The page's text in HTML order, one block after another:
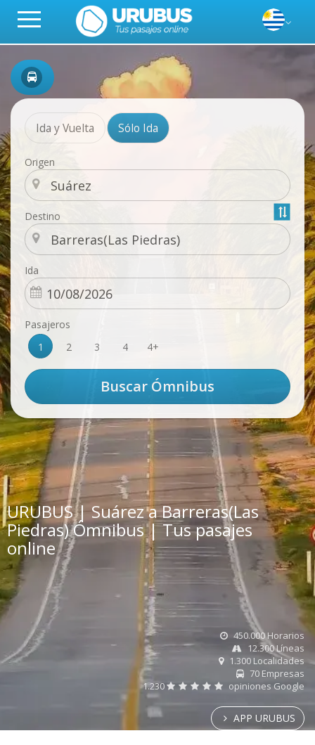
Ida y Vuelta Sólo Ida
Origen
Destino
Ida
Pasajeros
1
2 3 4 4+
URUBUS | Suárez a Barreras(Las
Piedras) Ómnibus | Tus pasajes
online
450.000 Horarios
12.300 Líneas
1.300 Localidades
70 Empresas
1.230
opiniones Google
APP URUBUS